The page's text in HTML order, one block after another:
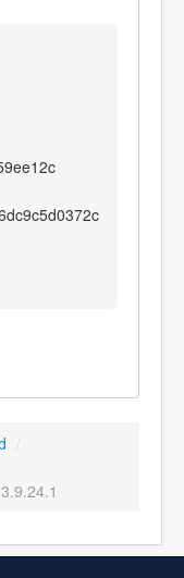
/
3.9.24.1